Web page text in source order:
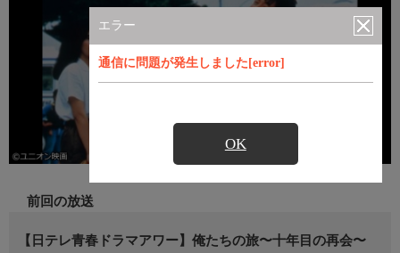
エラー
通信に問題が発生しました[error]
OK
前回の放送
【日テレ青春ドラマアワー】俺たちの旅〜十年目の再会〜